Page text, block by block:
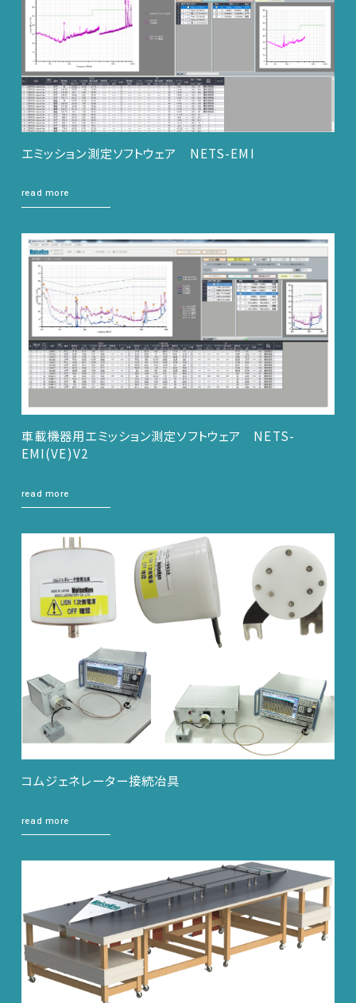
エミッション測定ソフトウェア NETS-EMI
read more
車載機器用エミッション測定ソフトウェア NETS-
EMI(VE)V2
read more
コムジェネレーター接続冶具
read more